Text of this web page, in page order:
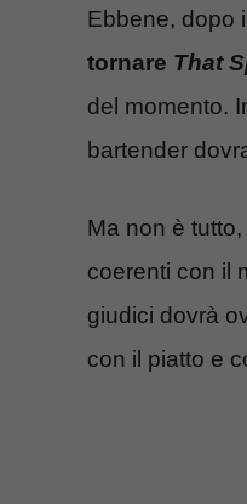
Ebbene, dopo
tornare That
del momento.
bartender
Ma non è
coerenti con il
giudici dovrà
con il piatto e